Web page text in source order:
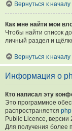
Вернуться к началу
Как мне найти мои
Чтобы найти список
личный раздел и
Вернуться к началу
Информация о
Кто написал эту
Это программное
распространяется
Public Licence, версии
Для получения более